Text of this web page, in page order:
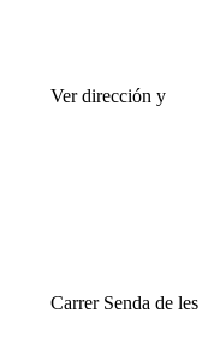
Ver dirección y
Carrer Senda de les